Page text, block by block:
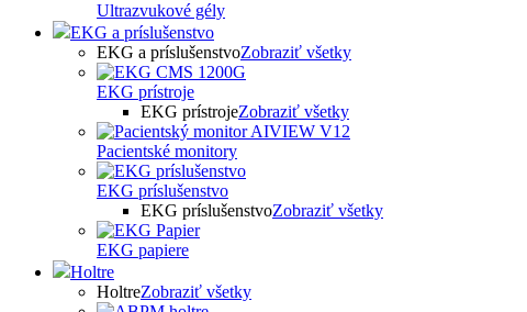
Ultrazvukové gély
EKG a príslušenstvo
EKG a príslušenstvoZobraziť všetky
EKG prístroje
EKG prístrojeZobraziť všetky
Pacientské monitory
EKG príslušenstvo
EKG príslušenstvoZobraziť všetky
EKG papiere
Holtre
HoltreZobraziť všetky